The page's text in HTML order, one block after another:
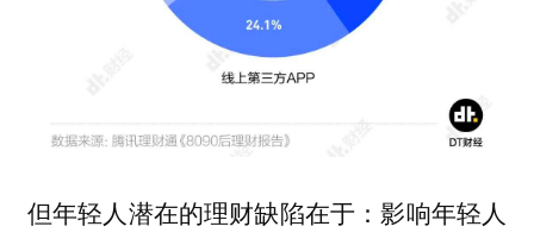
但年轻人潜在的理财缺陷在于：影响年轻人